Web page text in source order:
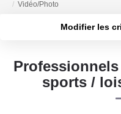
Vidéo/Photo
Modifier les
Sélectionnez...
Type de bien
sports /